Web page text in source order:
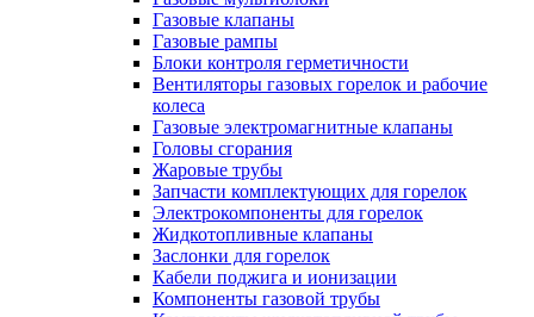
Газовые клапаны
Газовые рампы
Блоки контроля герметичности
Вентиляторы газовых горелок и рабочие
колеса
Газовые электромагнитные клапаны
Головы сгорания
Жаровые трубы
Запчасти комплектующих для горелок
Электрокомпоненты для горелок
Жидкотопливные клапаны
Заслонки для горелок
Кабели поджига и ионизации
Компоненты газовой трубы